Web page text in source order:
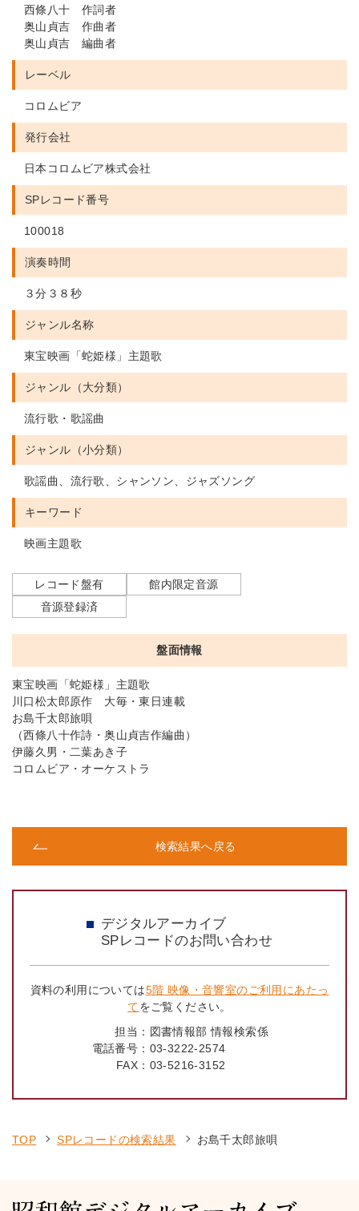
盤面情報
東宝映画「蛇姫様」主題歌
川口松太郎原作 大毎・東日連載
お島千太郎旅唄
（西條八十作詩・奥山貞吉作編曲）
伊藤久男・二葉あき子
コロムビア・オーケストラ
西條八十 作詞者
奥山貞吉 作曲者
奥山貞吉 編曲者
レーベル
コロムビア
発行会社
日本コロムビア株式会社
SPレコード番号
100018
演奏時間
３分３８秒
ジャンル名称
東宝映画「蛇姫様」主題歌
ジャンル（大分類）
流行歌・歌謡曲
ジャンル（小分類）
歌謡曲、流行歌、シャンソン、ジャズソング
キーワード
映画主題歌
レコード盤有
館内限定音源
音源登録済
検索結果へ戻る
デジタルアーカイブ
SPレコードのお問い合わせ
資料の利用については5階 映像・音響室のご利用にあたっ
てをご覧ください。
担当： 図書情報部 情報検索係
電話番号： 03-3222-2574
FAX： 03-5216-3152
TOP SPレコードの検索結果 お島千太郎旅唄